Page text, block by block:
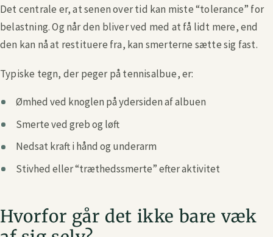
Det centrale er, at senen over tid kan miste “tolerance” for
belastning. Og når den bliver ved med at få lidt mere, end
den kan nå at restituere fra, kan smerterne sætte sig fast.
Typiske tegn, der peger på tennisalbue, er:
Ømhed ved knoglen på ydersiden af albuen
Smerte ved greb og løft
Nedsat kraft i hånd og underarm
Stivhed eller “træthedssmerte” efter aktivitet
Hvorfor går det ikke bare væk